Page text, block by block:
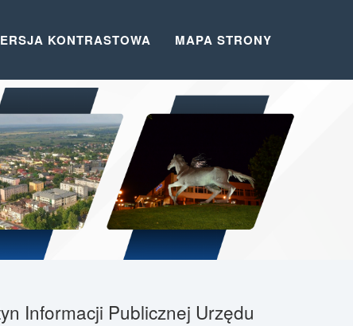
KONTRASTOWA MAPA STRONY
Informacji Publicznej Urzędu